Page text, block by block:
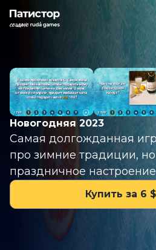
Новогодняя 2023
Самая долгожданная
про зимние традиции,
праздничное
Купить за 6 $